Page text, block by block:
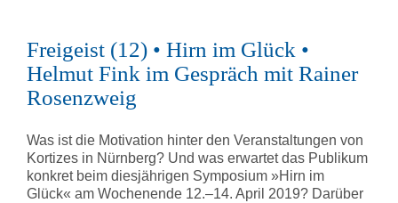
Freigeist (12) • Hirn im Glück •
Helmut Fink im Gespräch mit Rainer
Rosenzweig
Was ist die Motivation hinter den Veranstaltungen von
Kortizes in Nürnberg? Und was erwartet das Publikum
konkret beim diesjährigen Symposium »Hirn im
Glück« am Wochenende 12.–14. April 2019? Darüber